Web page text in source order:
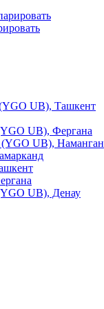
UB), Ташкент
UB), Фергана
UB), Наманган
UB), Денау